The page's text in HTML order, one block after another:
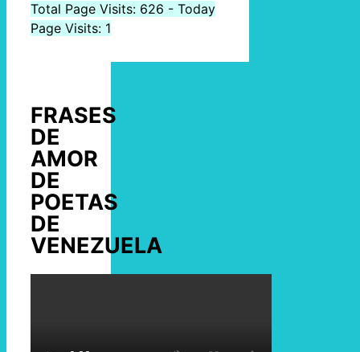
Total Page Visits: 626 - Today
Page Visits: 1
FRASES
DE
AMOR
DE
POETAS
DE
VENEZUELA